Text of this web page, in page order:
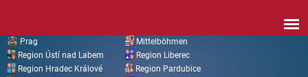
Prag
Mittelböhmen
Region Ústí nad Labem
Region Liberec
Region Hradec Králové
Region Pardubice